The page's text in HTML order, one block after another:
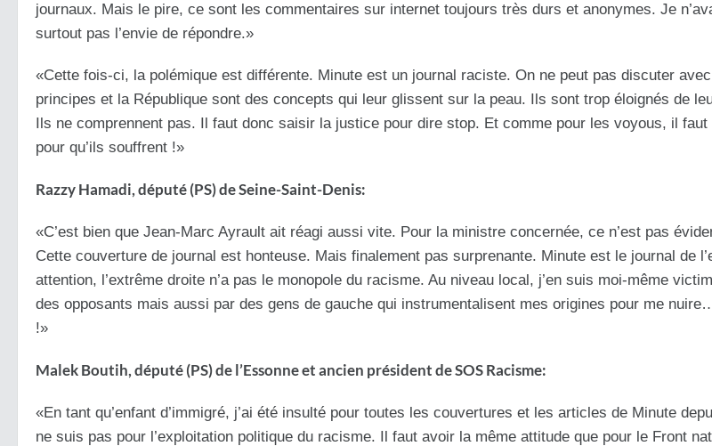
journaux. Mais le pire, ce sont les commentaires sur internet toujours très durs et anonymes. Je
surtout pas l’envie de répondre.»
«Cette fois-ci, la polémique est différente. Minute est un journal raciste. On ne peut pas discuter
principes et la République sont des concepts qui leur glissent sur la peau. Ils sont trop éloignés de
Ils ne comprennent pas. Il faut donc saisir la justice pour dire stop. Et comme pour les voyous, il faut
pour qu’ils souffrent !»
Razzy Hamadi, député (PS) de Seine-Saint-Denis:
«C’est bien que Jean-Marc Ayrault ait réagi aussi vite. Pour la ministre concernée, ce n’est pas
Cette couverture de journal est honteuse. Mais finalement pas surprenante. Minute est le journal de
attention, l’extrême droite n’a pas le monopole du racisme. Au niveau local, j’en suis moi-même
des opposants mais aussi par des gens de gauche qui instrumentalisent mes origines pour me
!»
Malek Boutih, député (PS) de l’Essonne et ancien président de SOS Racisme:
«En tant qu’enfant d’immigré, j’ai été insulté pour toutes les couvertures et les articles de Minute
ne suis pas pour l’exploitation politique du racisme. Il faut avoir la même attitude que pour le Front